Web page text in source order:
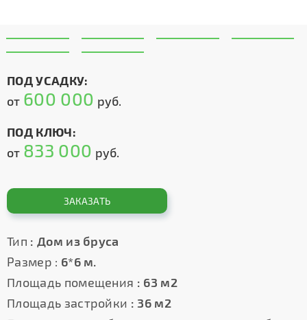
ПОД УСАДКУ:
от 600 000 руб.
ПОД КЛЮЧ:
от 833 000 руб.
ЗАКАЗАТЬ
Тип : Дом из бруса
Размер : 6*6 м.
Площадь помещения : 63 м2
Площадь застройки : 36 м2